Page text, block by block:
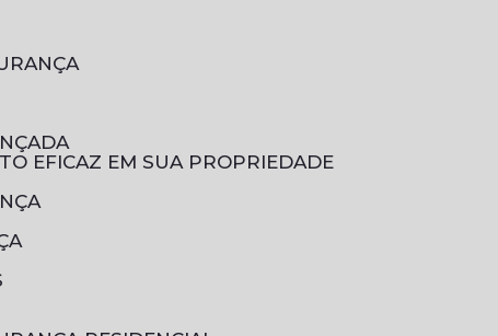
EFICAZ EM SUA PROPRIEDADE